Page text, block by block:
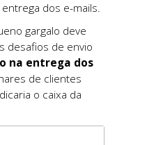
dos e-mails.
gargalo deve
desafios de envio
na entrega dos
de clientes
o caixa da